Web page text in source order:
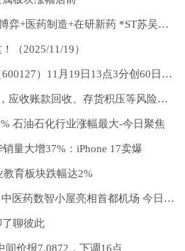
涨停雷达：ST板块+面退博弈+医药制造+在研新药 *ST苏吴触及涨停
（2025/11/19）
【异动提醒】金健米业（600127）11月19日13点3分创60日新高|快消息
维通利IPO更新财务资料，应收账款回收、存货积压等风险受关注
石油石化行业涨幅最大-今日聚焦
量大增37%：iPhone 17卖爆
育板块跌幅达2%
免费体验电子“老中医”，中医药数智小屋亮相首都机场 今日热门
聊彼此
价报7.0872，下调16点